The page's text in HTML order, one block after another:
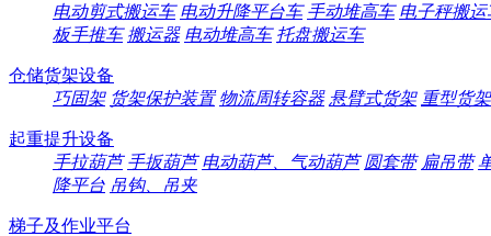
电动剪式搬运车 电动升降平台车 手动堆高车 电子秤搬运
板手推车 搬运器 电动堆高车 托盘搬运车
仓储货架设备
巧固架 货架保护装置 物流周转容器 悬臂式货架 重型货架
起重提升设备
手拉葫芦 手扳葫芦 电动葫芦、气动葫芦 圆套带 扁吊带
降平台 吊钩、吊夹
梯子及作业平台